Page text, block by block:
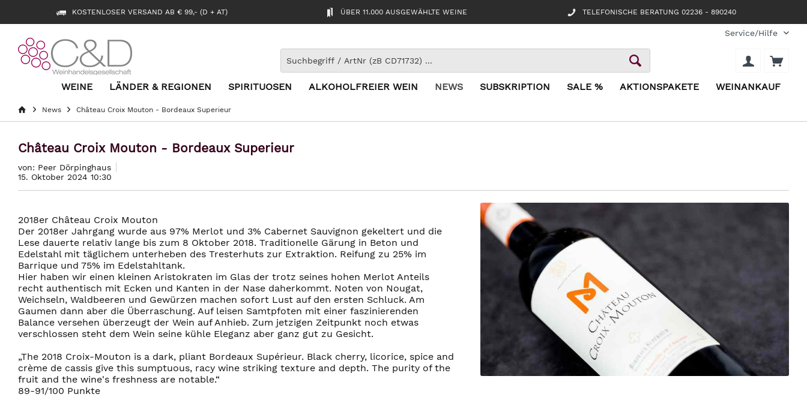
KOSTENLOSER VERSAND AB € 99,- (D + AT) ÜBER 11.000 AUSGEWÄHLTE WEINE TELEFONISCHE BERATUNG 02236 - 890240
Service/Hilfe
WEINE LÄNDER & REGIONEN SPIRITUOSEN ALKOHOLFREIER WEIN NEWS SUBSKRIPTION SALE % AKTIONSPAKETE WEINANKAUF
News Château Croix Mouton - Bordeaux Superieur
Château Croix Mouton - Bordeaux Superieur
von: Peer Dörpinghaus
15. Oktober 2024 10:30
2018er Château Croix Mouton
Der 2018er Jahrgang wurde aus 97% Merlot und 3% Cabernet Sauvignon gekeltert und die
Lese dauerte relativ lange bis zum 8 Oktober 2018. Traditionelle Gärung in Beton und
Edelstahl mit täglichem unterheben des Tresterhuts zur Extraktion. Reifung zu 25% im
Barrique und 75% im Edelstahltank.
Hier haben wir einen kleinen Aristokraten im Glas der trotz seines hohen Merlot Anteils
recht authentisch mit Ecken und Kanten in der Nase daherkommt. Noten von Nougat,
Weichseln, Waldbeeren und Gewürzen machen sofort Lust auf den ersten Schluck. Am
Gaumen dann aber die Überraschung. Auf leisen Samtpfoten mit einer faszinierenden
Balance versehen überzeugt der Wein auf Anhieb. Zum jetzigen Zeitpunkt noch etwas
verschlossen steht dem Wein seine kühle Eleganz aber ganz gut zu Gesicht.
„The 2018 Croix-Mouton is a dark, pliant Bordeaux Supérieur. Black cherry, licorice, spice and
crème de cassis give this sumptuous, racy wine striking texture and depth. The purity of the
fruit and the wine's freshness are notable.“
89-91/100 Punkte